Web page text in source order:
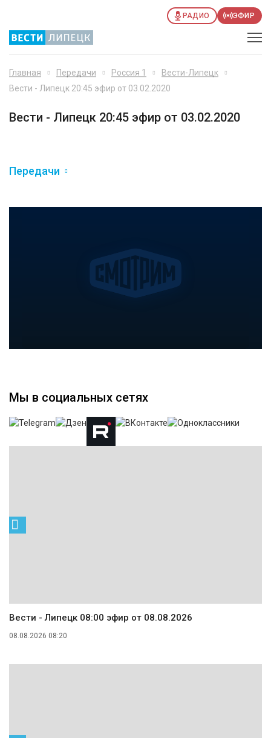
РАДИО ЭФИР
Главная Передачи Россия 1
Вести-Липецк
Вести - Липецк 20:45 эфир от 03.02.2020
Вести - Липецк 20:45 эфир от 03.02.2020
Передачи
Мы в социальных сетях
Вести - Липецк 08:00 эфир от 08.08.2026
08.08.2026 08:20